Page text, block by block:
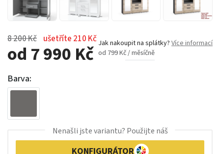
8 200 Kč ušetříte 210 Kč
od 7 990 Kč Jak nakoupit na splátky? Více informací
od 799 Kč / měsíčně
Barva:
Nenašli jste variantu? Použijte náš
KONFIGURÁTOR